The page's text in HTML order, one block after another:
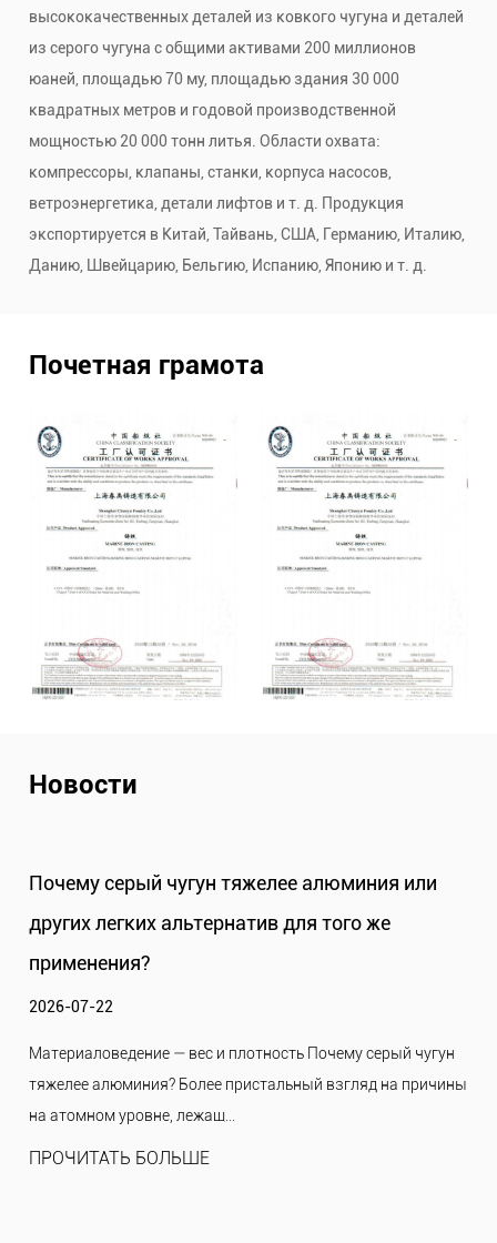
высококачественных деталей из ковкого чугуна и деталей
из серого чугуна с общими активами 200 миллионов
юаней, площадью 70 му, площадью здания 30 000
квадратных метров и годовой производственной
мощностью 20 000 тонн литья. Области охвата:
компрессоры, клапаны, станки, корпуса насосов,
ветроэнергетика, детали лифтов и т. д. Продукция
экспортируется в Китай, Тайвань, США, Германию, Италию,
Данию, Швейцарию, Бельгию, Испанию, Японию и т. д.
Почетная грамота
Новости
Почему серый чугун тяжелее алюминия или
других легких альтернатив для того же
применения?
2026-07-22
Материаловедение — вес и плотность Почему серый чугун
тяжелее алюминия? Более пристальный взгляд на причины
на атомном уровне, лежащ...
ПРОЧИТАТЬ БОЛЬШЕ